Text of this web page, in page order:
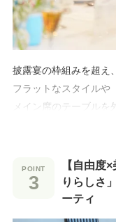
披露宴の枠組みを超え
フラットなスタイルや
メイン席のテーブルを
おふたりの想いを大切
主役としてずっと席
自由に歩き回ってゲ
【自由度
りらしさ
ーティ